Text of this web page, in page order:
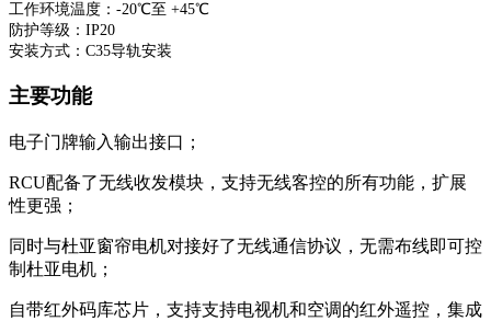
工作环境温度：-20℃至 +45℃
防护等级：IP20
安装方式：C35导轨安装
主要功能
电子门牌输入输出接口；
RCU配备了无线收发模块，支持无线客控的所有功能，扩展
性更强；
同时与杜亚窗帘电机对接好了无线通信协议，无需布线即可控
制杜亚电机；
自带红外码库芯片，支持支持电视机和空调的红外遥控，集成